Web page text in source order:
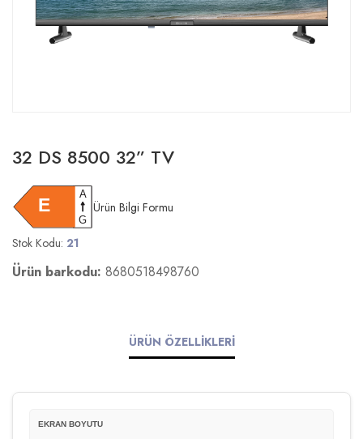
32 DS 8500 32” TV
Ürün Bilgi Formu
Stok Kodu: 21
Ürün barkodu: 8680518498760
ÜRÜN ÖZELLİKLERİ
EKRAN BOYUTU